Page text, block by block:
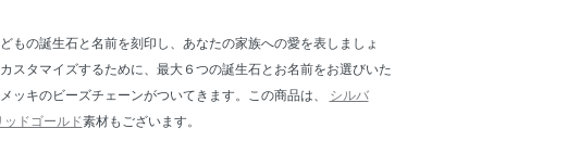
もの誕生石と名前を刻印し、あなたの家族への愛を表しましょ
スタマイズするために、最大６つの誕生石とお名前をお選びいた
ッキのビーズチェーンがついてきます。この商品は、
シルバ
ッドゴールド素材もございます。